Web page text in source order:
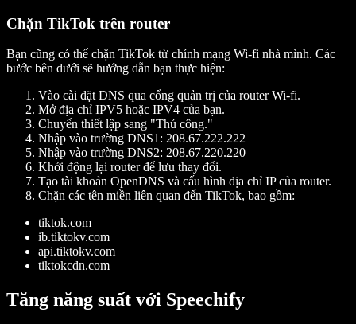
Chặn TikTok trên router
Bạn cũng có thể chặn TikTok từ chính mạng Wi-fi nhà mình. Các
bước bên dưới sẽ hướng dẫn bạn thực hiện:
Vào cài đặt DNS qua cổng quản trị của router Wi-fi.
Mở địa chỉ IPV5 hoặc IPV4 của bạn.
Chuyển thiết lập sang "Thủ công."
Nhập vào trường DNS1: 208.67.222.222
Nhập vào trường DNS2: 208.67.220.220
Khởi động lại router để lưu thay đổi.
Tạo tài khoản OpenDNS và cấu hình địa chỉ IP của router.
Chặn các tên miền liên quan đến TikTok, bao gồm:
tiktok.com
ib.tiktokv.com
api.tiktokv.com
tiktokcdn.com
Tăng năng suất với Speechify